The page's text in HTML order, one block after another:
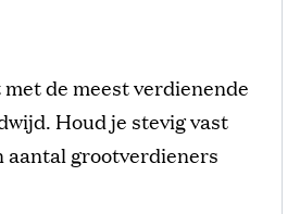
de meest verdienende
Houd je stevig vast
aantal grootverdieners